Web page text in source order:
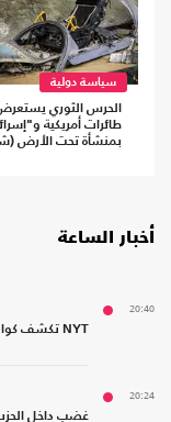
سياسة دولية
الحرس الثوري
طائرات أمريكية
بمنشأة تحت الأرض
أخبار الساعة
20:40
NYT تكشف كواليس محاولة إنفانتينو بيع حصة من "فيفا" لشقيق كوشنر
20:24
غضب داخل